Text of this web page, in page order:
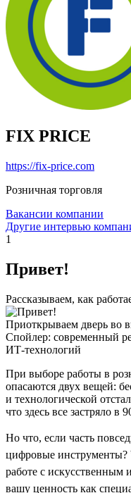
FIX PRICE
https://fix-price.com
Розничная торговля
Вакансии компании
Другие интервью
1
Привет!
Рассказываем, как
Приоткрываем дверь во
Спойлер: современный
ИТ-технологий
При выборе работы в
опасаются двух вещей:
и технологической
что здесь все застряло в
Но что, если часть
цифровые инструменты?
работе с
вашу ценность как